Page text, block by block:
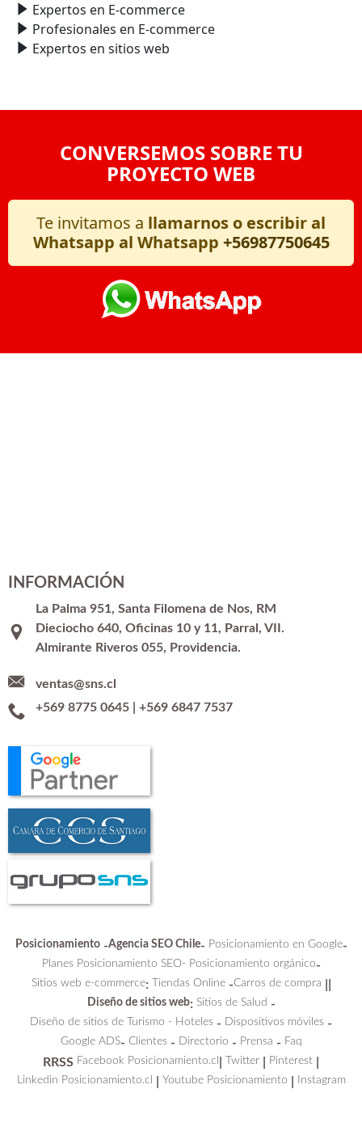
Expertos en E-commerce
Profesionales en E-commerce
Expertos en sitios web
CONVERSEMOS SOBRE TU
PROYECTO WEB
Te invitamos a llamarnos o escribir al
Whatsapp al Whatsapp +56987750645
INFORMACIÓN
La Palma 951, Santa Filomena de Nos, RM
Dieciocho 640, Oficinas 10 y 11, Parral, VII.
Almirante Riveros 055, Providencia.
ventas@sns.cl
+569 8775 0645| +569 6847 7537
Posicionamiento-Agencia SEO Chile- Posicionamiento en Google-
Planes Posicionamiento SEO- Posicionamiento orgánico-
Sitios web e-commerce: Tiendas Online-Carros de compra
Diseño de sitios web: Sitios de Salud -
Diseño de sitios de Turismo - Hoteles - Dispositivos móviles -
Google ADS- Clientes- Directorio - Prensa - Faq
RRSS Facebook Posicionamiento.cl Twitter Pinterest
Linkedin Posicionamiento.cl Youtube Posicionamiento Instagram